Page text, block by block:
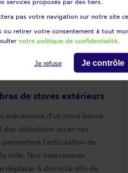
cassé.
En savoir plus keyboard_arrow_right
de stores extérieurs
mécanisme d'un store banne
des utilisations ou en cas
permettent l'articulation de
toile. Nos intervenants
déplacer à domicile afin de
pas votre navigation sur notre site
ou retirer votre consentement à tout
notre politique de confidentialité.
Je refuse Je contrôle